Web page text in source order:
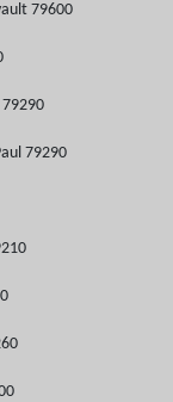
79600
79290